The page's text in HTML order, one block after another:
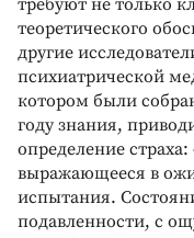
теоретического
другие
психиатрической
котором были
году знания,
определение
выражающееся в
испытания.
подавленности, с